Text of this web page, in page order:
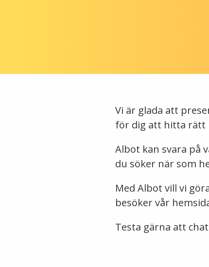
Vi är glada att
för dig att hitta rätt
Albot kan svara på
du söker när som
Med Albot vill vi
besöker vår
Testa gärna att